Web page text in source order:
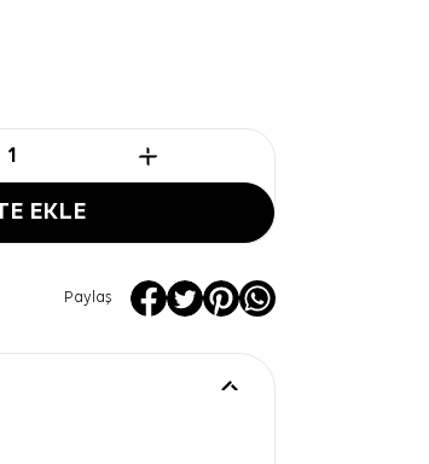
EKLE
Paylaş